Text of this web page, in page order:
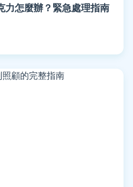
力怎麼辦？緊急處理指南